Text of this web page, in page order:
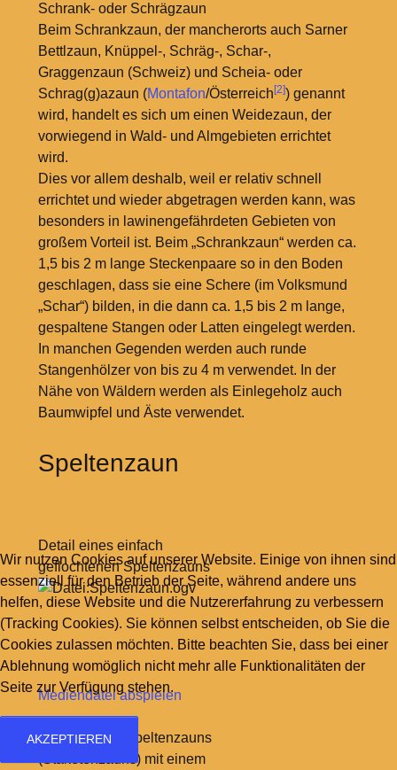
Schrank- oder Schrägzaun
Beim Schrankzaun, der mancherorts auch Sarner
Bettlzaun, Knüppel-, Schräg-, Schar-,
Graggenzaun (Schweiz) und Scheia- oder
Schrag(g)azaun (Montafon/Österreich [2]) genannt
wird, handelt es sich um einen Weidezaun, der
vorwiegend in Wald- und Almgebieten errichtet
wird.
Dies vor allem deshalb, weil er relativ schnell
errichtet und wieder abgetragen werden kann, was
besonders in lawinengefährdeten Gebieten von
großem Vorteil ist. Beim „Schrankzaun“ werden ca.
1,5 bis 2 m lange Steckenpaare so in den Boden
geschlagen, dass sie eine Schere (im Volksmund
„Schar“) bilden, in die dann ca. 1,5 bis 2 m lange,
gespaltene Stangen oder Latten eingelegt werden.
In manchen Gegenden werden auch runde
Stangenhölzer von bis zu 4 m verwendet. In der
Nähe von Wäldern werden als Einlegeholz auch
Baumwipfel und Äste verwendet.
Speltenzaun
Detail eines einfach
geflochtenen Speltenzauns
Mediendatei abspielen
Binden eines Speltenzauns
(Staketenzauns) mit einem
Wir nutzen Cookies auf unserer Website. Einige von ihnen sind
essenziell für den Betrieb der Seite, während andere uns
helfen, diese Website und die Nutzererfahrung zu verbessern
(Tracking Cookies). Sie können selbst entscheiden, ob Sie die
Cookies zulassen möchten. Bitte beachten Sie, dass bei einer
Ablehnung womöglich nicht mehr alle Funktionalitäten der
Seite zur Verfügung stehen.
AKZEPTIEREN